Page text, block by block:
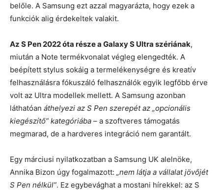
belőle. A Samsung ezt azzal magyarázta, hogy ezek a
funkciók alig érdekeltek valakit.
Az S Pen 2022 óta része a Galaxy S Ultra szériának,
miután a Note termékvonalat végleg elengedték. A
beépített stylus sokáig a termelékenységre és kreatív
felhasználásra fókuszáló felhasználók egyik legfőbb érve
volt az Ultra modellek mellett. A Samsung azonban
láthatóan áthelyezi az S Pen szerepét az „opcionális
kiegészítő” kategóriába – a szoftveres támogatás
megmarad, de a hardveres integráció nem garantált.
Egy márciusi nyilatkozatban a Samsung UK alelnöke,
Annika Bizon úgy fogalmazott: „nem látja a vállalat jövőjét
S Pen nélkül”. Ez egybevághat a mostani hírekkel: az S